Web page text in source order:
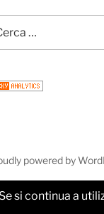
powered by
si continua a